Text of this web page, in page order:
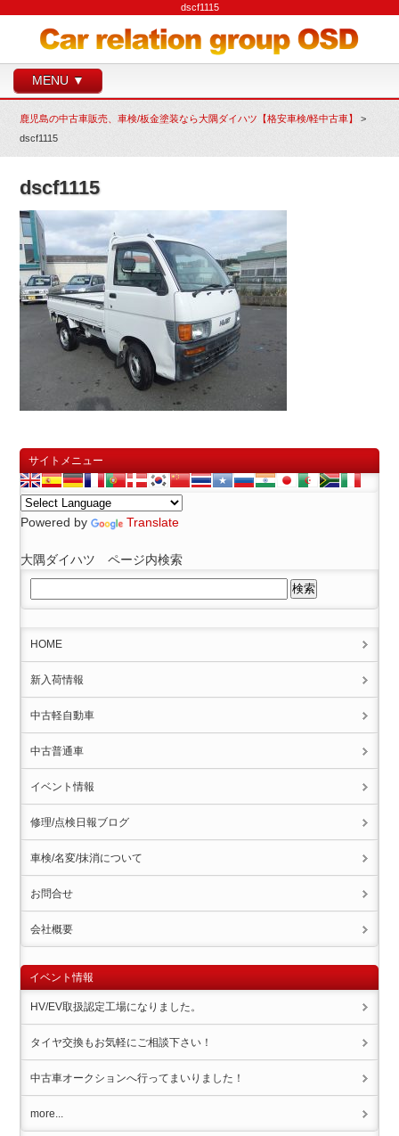
dscf1115
MENU ▼
鹿児島の中古車販売、車検/板金塗装なら大隅ダイハツ【格安車検/軽中古車】
>
dscf1115
dscf1115
サイトメニュー
Powered by Translate
大隅ダイハツ ページ内検索
HOME
新入荷情報
中古軽自動車
中古普通車
イベント情報
修理/点検日報ブログ
車検/名変/抹消について
お問合せ
会社概要
イベント情報
HV/EV取扱認定工場になりました。
タイヤ交換もお気軽にご相談下さい！
中古車オークションへ行ってまいりました！
more...